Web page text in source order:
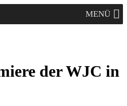
MENÜ
der WJC in